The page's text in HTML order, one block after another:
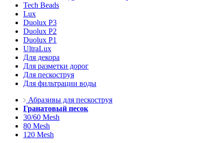
Tech Beads
Lux
Duolux P3
Duolux P2
Duolux P1
UltraLux
Для декора
Для разметки дорог
Для пескоструя
Для фильтрации воды
Абразивы для пескоструя
Гранатовый песок
30/60 Mesh
80 Mesh
120 Mesh